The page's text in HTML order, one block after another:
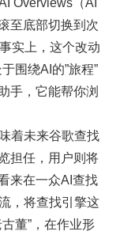
Overviews（AI
至底部切换到次
实上，这个改动
围绕AI的”旅程”
手，它能帮你浏
着未来谷歌查找
担任，用户则将
来在一众AI查找
，将查找引擎这
董”，在作业形